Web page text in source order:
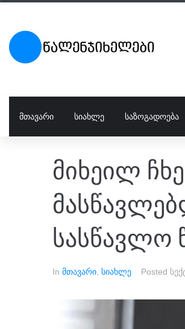
ᲛᲗᲐᲕᲐᲠᲘ ᲡᲘᲐᲮᲚᲔ ᲡᲐᲖᲝᲒᲐᲓᲝᲔᲑᲐ
მიხეილ
სასწავლო
In მთავარი სიახლე Posted